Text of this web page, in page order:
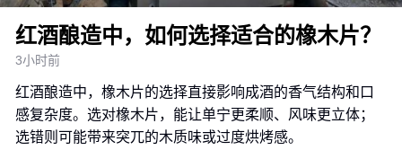
红酒酿造中，如何选择适合的橡木片？
3小时前
红酒酿造中，橡木片的选择直接影响成酒的香气结构和口
感复杂度。选对橡木片，能让单宁更柔顺、风味更立体；
选错则可能带来突兀的木质味或过度烘烤感。